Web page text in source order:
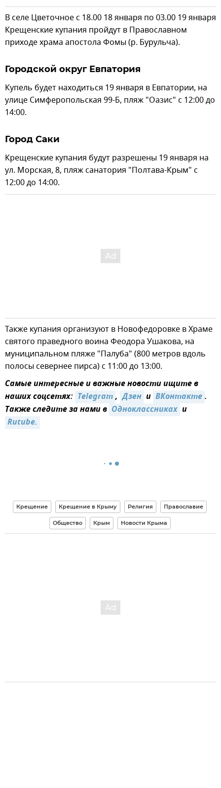
В селе Цветочное с 18.00 18 января по 03.00 19 января
Крещенские купания пройдут в Православном
приходе храма апостола Фомы (р. Бурульча).
Городской округ Евпатория
Купель будет находиться 19 января в Евпатории, на
улице Симферопольская 99-Б, пляж "Оазис" с 12:00 до
14:00.
Город Саки
Крещенские купания будут разрешены 19 января на
ул. Морская, 8, пляж санатория "Полтава-Крым" с
12:00 до 14:00.
Также купания организуют в Новофедоровке в Храме
святого праведного воина Феодора Ушакова, на
муниципальном пляже "Палуба" (800 метров вдоль
полосы севернее пирса) с 11:00 до 13:00.
Самые интересные и важные новости ищите в
наших соцсетях: Telegram, Дзен и ВКонтакте.
Также следите за нами в Одноклассниках и
Rutube.
Крещение Крещение в Крыму Религия Православие
Общество Крым Новости Крыма